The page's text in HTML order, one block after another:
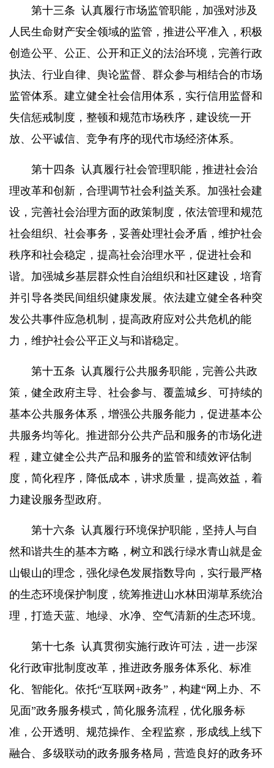
第十三条 认真履行市场监管职能，加强对涉及
人民生命财产安全领域的监管，推进公平准入，积极
创造公平、公正、公开和正义的法治环境，完善行政
执法、行业自律、舆论监督、群众参与相结合的市场
监管体系。建立健全社会信用体系，实行信用监督和
失信惩戒制度，整顿和规范市场秩序，建设统一开
放、公平诚信、竞争有序的现代市场经济体系。
第十四条 认真履行社会管理职能，推进社会治
理改革和创新，合理调节社会利益关系。加强社会建
设，完善社会治理方面的政策制度，依法管理和规范
社会组织、社会事务，妥善处理社会矛盾，维护社会
秩序和社会稳定，提高社会治理水平，促进社会和
谐。加强城乡基层群众性自治组织和社区建设，培育
并引导各类民间组织健康发展。依法建立健全各种突
发公共事件应急机制，提高政府应对公共危机的能
力，维护社会公平正义与和谐稳定。
第十五条 认真履行公共服务职能，完善公共政
策，健全政府主导、社会参与、覆盖城乡、可持续的
基本公共服务体系，增强公共服务能力，促进基本公
共服务均等化。推进部分公共产品和服务的市场化进
程，建立健全公共产品和服务的监管和绩效评估制
度，简化程序，降低成本，讲求质量，提高效益，着
力建设服务型政府。
第十六条 认真履行环境保护职能，坚持人与自
然和谐共生的基本方略，树立和践行绿水青山就是金
山银山的理念，强化绿色发展指数导向，实行最严格
的生态环境保护制度，统筹推进山水林田湖草系统治
理，打造天蓝、地绿、水净、空气清新的生态环境。
第十七条 认真贯彻实施行政许可法，进一步深
化行政审批制度改革，推进政务服务体系化、标准
化、智能化。依托“互联网 +政务”，构建“网上办、不
见面”政务服务模式，简化服务流程，优化服务标
准，公开透明、规范操作、全程监察，形成线上线下
融合、多级联动的政务服务格局，营造良好的政务环